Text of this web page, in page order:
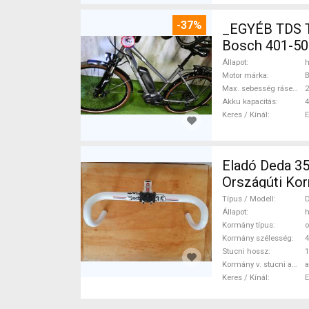
-37%
_EGYÉB
Bosch 401-
Állapot
Motor márka
Max. sebesség rásegítéssel
Akku kapacitás
Keres / Kínál
Eladó Deda 35 kormányszett
Országúti
Típus / Modell
Állapot
Kormány típus
Kormány szélesség
Stucni hossz
Kormány v. stucni anyaga
Keres / Kínál